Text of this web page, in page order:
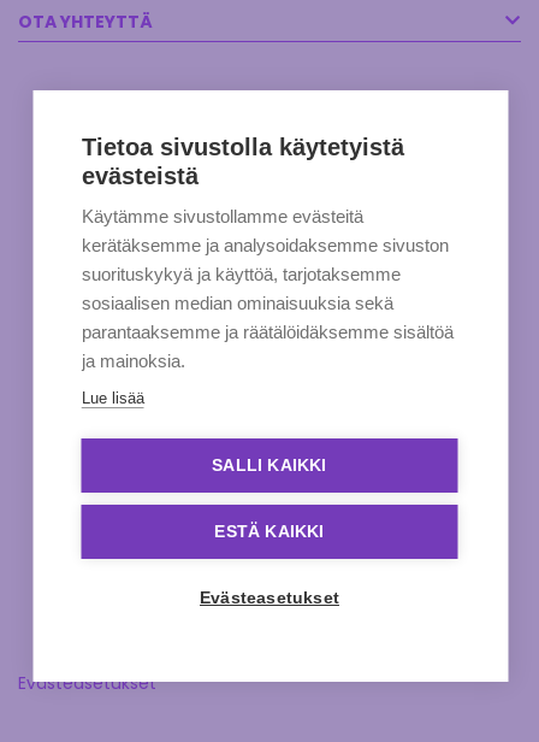
OTA YHTEYTTÄ
Evästeasetukset
Tietoa sivustolla käytetyistä
evästeistä
Käytämme sivustollamme evästeitä
kerätäksemme ja analysoidaksemme sivuston
suorituskykyä ja käyttöä, tarjotaksemme
sosiaalisen median ominaisuuksia sekä
parantaaksemme ja räätälöidäksemme sisältöä
ja mainoksia.
Lue lisää
SALLI KAIKKI
ESTÄ KAIKKI
Evästeasetukset